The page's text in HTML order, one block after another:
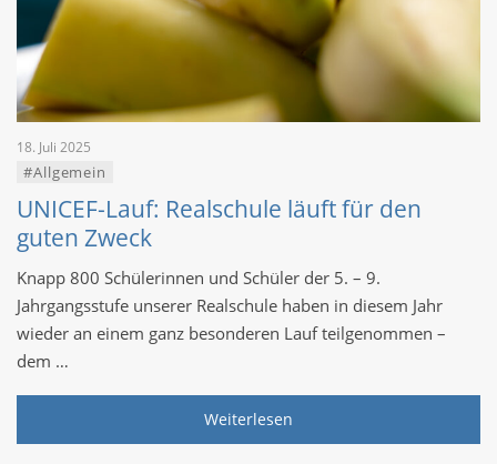
18. Juli 2025
#Allgemein
UNICEF-Lauf: Realschule läuft für den
guten Zweck
Knapp 800 Schülerinnen und Schüler der 5. – 9.
Jahrgangsstufe unserer Realschule haben in diesem Jahr
wieder an einem ganz besonderen Lauf teilgenommen –
dem …
Weiterlesen